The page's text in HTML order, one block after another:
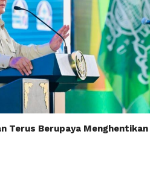
Terus Berupaya Menghentikan